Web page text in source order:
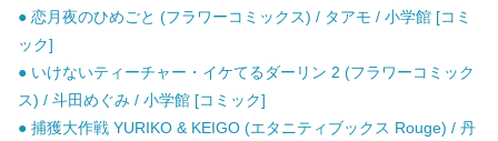
● 恋月夜のひめごと (フラワーコミックス) / タアモ / 小学館 [コミ
ック]
● いけないティーチャー・イケてるダーリン 2 (フラワーコミック
ス) / 斗田めぐみ / 小学館 [コミック]
● 捕獲大作戦 YURIKO & KEIGO (エタニティブックス Rouge) / 丹